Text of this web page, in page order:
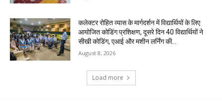
कलेक्टर रोहित व्यास के मार्गदर्शन में विद्यार्थियों के लिए
आयोजित कोडिंग प्रशिक्षण, दूसरे दिन 40 विद्यार्थियों ने
सीखी कोडिंग, एआई और मशीन लर्निंग की...
August 8, 2026
Load more